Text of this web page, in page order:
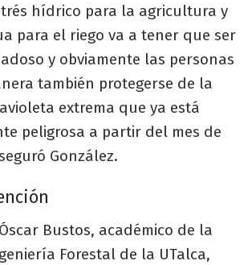
hídrico para la agricultura y
para el riego va a tener que ser
y obviamente las personas
también protegerse de la
extrema que ya está
peligrosa a partir del mes de
González.
Bustos, académico de la
Forestal de la UTalca,